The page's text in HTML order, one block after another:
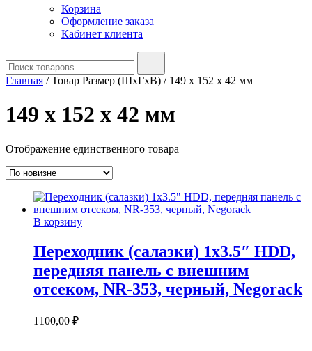
Корзина
Оформление заказа
Кабинет клиента
Главная / Товар Размер (ШxГxВ) / 149 x 152 x 42 мм
149 x 152 x 42 мм
Отображение единственного товара
В корзину
Переходник (салазки) 1х3.5″ HDD,
передняя панель с внешним
отсеком, NR-353, черный, Negorack
1100,00 ₽